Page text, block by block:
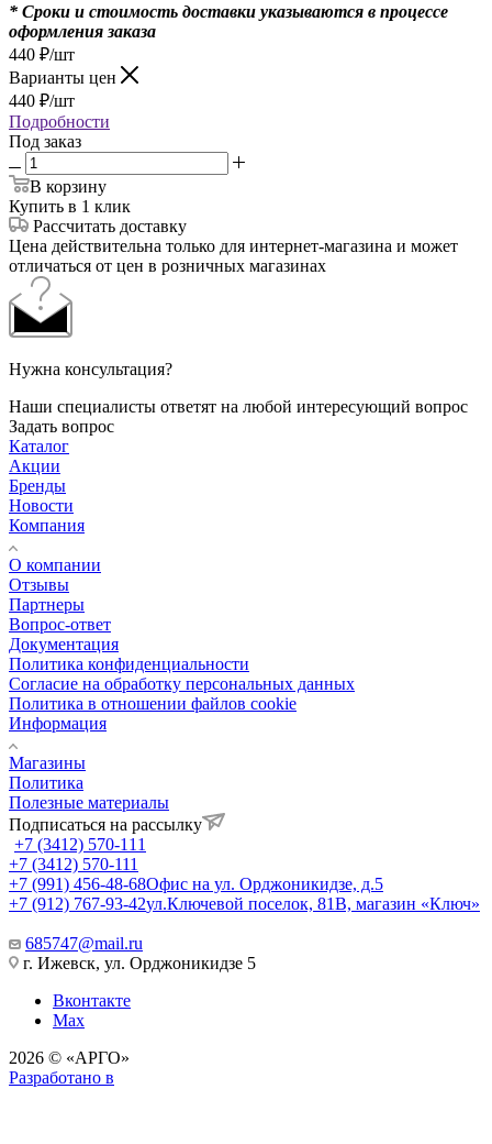
* Сроки и стоимость доставки указываются в процессе
оформления заказа
440 ₽/шт
Варианты цен
440 ₽/шт
Подробности
Под заказ
В корзину
Купить в 1 клик
Рассчитать доставку
Цена действительна только для интернет-магазина и может
отличаться от цен в розничных магазинах
Нужна консультация?
Наши специалисты ответят на любой интересующий вопрос
Задать вопрос
Каталог
Акции
Бренды
Новости
Компания
О компании
Отзывы
Партнеры
Вопрос-ответ
Документация
Политика конфиденциальности
Согласие на обработку персональных данных
Политика в отношении файлов cookie
Информация
Магазины
Политика
Полезные материалы
Подписаться на рассылку
+7 (3412) 570-111
+7 (3412) 570-111
+7 (991) 456-48-68Офис на ул. Орджоникидзе, д.5
+7 (912) 767-93-42ул.Ключевой поселок, 81В, магазин «Ключ»
685747@mail.ru
г. Ижевск, ул. Орджоникидзе 5
Вконтакте
Max
2026 © «АРГО»
Разработано в